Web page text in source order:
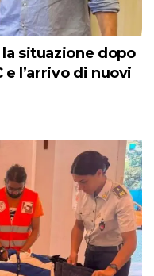
situazione dopo
e l’arrivo di nuovi